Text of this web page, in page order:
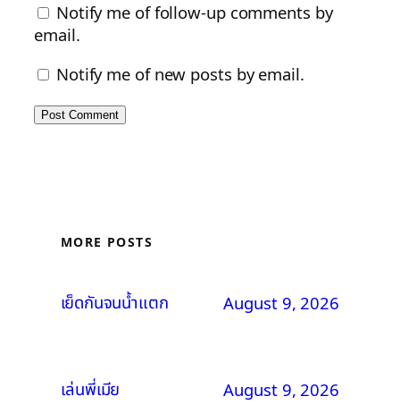
Notify me of follow-up comments by
email.
Notify me of new posts by email.
MORE POSTS
เย็ดกันจนน้ำแตก August 9, 2026
เล่นพี่เมีย August 9, 2026